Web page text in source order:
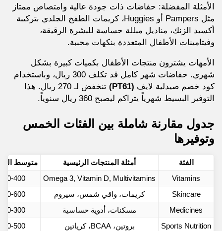
الأمثلة المفضلة: حفاضات ذات جودة عالية وامتصاص ممتاز
مثل Pampers أو Huggies، كريمات الطفح الجلدي بتركيبة
أكسيد الزنك، مناديل مبللة حساسة للبشرة الرقيقة،
وفيتامينات الأطفال المتعددة بنكهات محببة.
الأمهات يشترون منتجات الأطفال بكميات كبيرة بشكل
شهري. حفاضات شهر كامل قد تكلف 300 ريال، وباستخدام
كود خصم صيدلية لايف (PT61)
تنخفض لـ 270 ريال. هذا
التوفير البسيط شهرياً يتراكم ليصبح 360 ريال سنوياً.
جدول مقارنة شاملة بين الفئات الخمس
وتوفيرها
الفئة أمثلة المنتجات الرئيسية
متوسط
Vitamins
Omega 3, Vitamin D, Multivitamins
250-400
Skincare
كريمات، واقي شمس، سيروم
300-600
Medicines
مسكنات، أدوية حساسية
150-300
Sports Nutrition
بروتين، BCAA، كرياتين
300-500